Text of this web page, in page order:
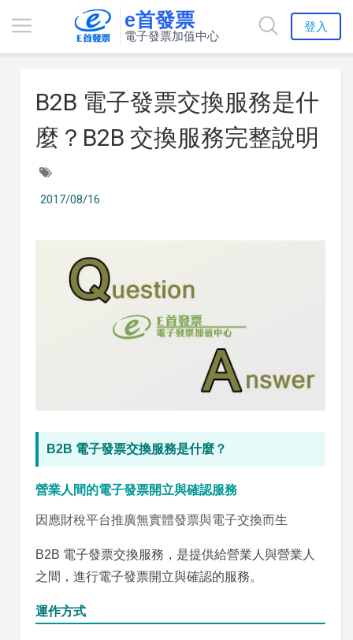
e首發票
電子發票加值中心
登入
B2B 電子發票交換服務是什
麼？B2B 交換服務完整說明
2017/08/16
B2B 電子發票交換服務是什麼？
營業人間的電子發票開立與確認服務
因應財稅平台推廣無實體發票與電子交換而生
B2B 電子發票交換服務，是提供給營業人與營業人
之間，進行電子發票開立與確認的服務。
運作方式